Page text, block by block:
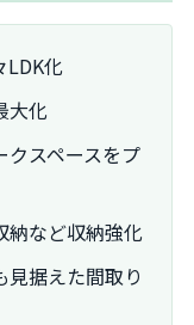
LDK化
大化
クスペースをプ
納など収納強化
据えた間取り